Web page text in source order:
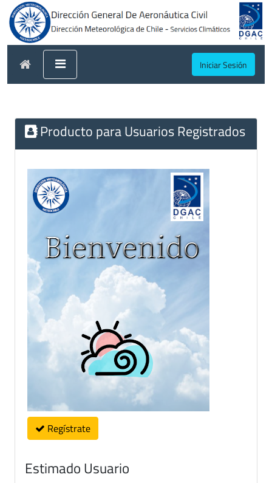
Iniciar Sesión
Producto para Usuarios Registrados
Regístrate
Estimado Usuario